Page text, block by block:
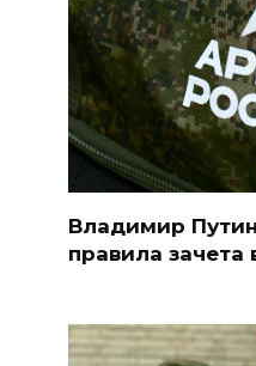
Владимир
правила